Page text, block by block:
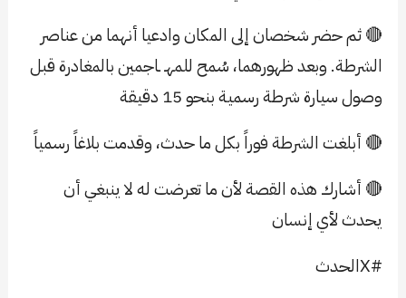
🔴 ثم حضر شخصان إلى المكان وادعيا أنهما من عناصر
الشرطة. وبعد ظهورهما، سُمح للمهـ ـاجمين بالمغادرة قبل
وصول سيارة شرطة رسمية بنحو 15 دقيقة
🔴 أبلغت الشرطة فوراً بكل ما حدث، وقدمت بلاغاً رسمياً
🔴 أشارك هذه القصة لأن ما تعرضت له لا ينبغي أن
يحدث لأي إنسان
#Xالحدث